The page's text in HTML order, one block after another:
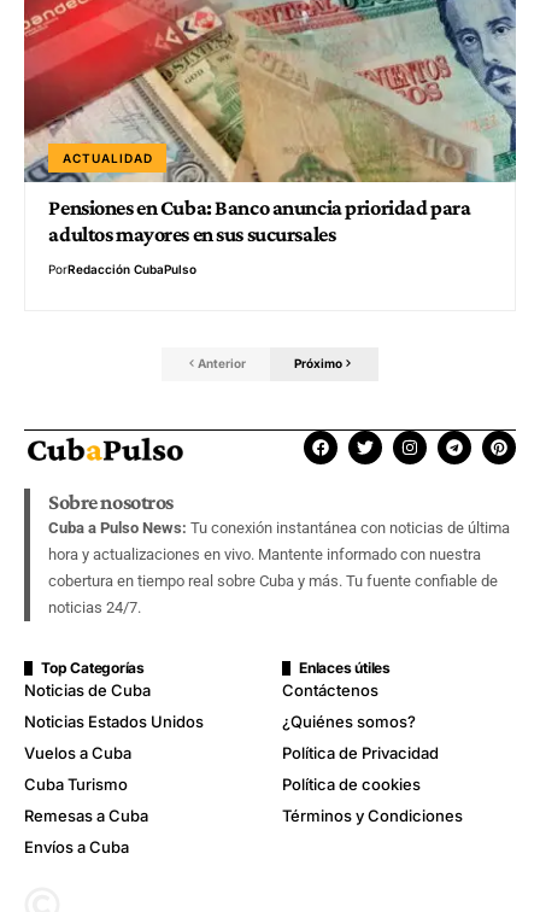
ACTUALIDAD
Pensiones en Cuba: Banco anuncia prioridad para
adultos mayores en sus sucursales
PorRedacción CubaPulso
Anterior Próximo
Sobre nosotros
Cuba a Pulso News: Tu conexión instantánea con noticias de última
hora y actualizaciones en vivo. Mantente informado con nuestra
cobertura en tiempo real sobre Cuba y más. Tu fuente confiable de
noticias 24/7.
Top Categorías
Noticias de Cuba
Noticias Estados Unidos
Vuelos a Cuba
Cuba Turismo
Remesas a Cuba
Envíos a Cuba
Enlaces útiles
Contáctenos
¿Quiénes somos?
Política de Privacidad
Política de cookies
Términos y Condiciones